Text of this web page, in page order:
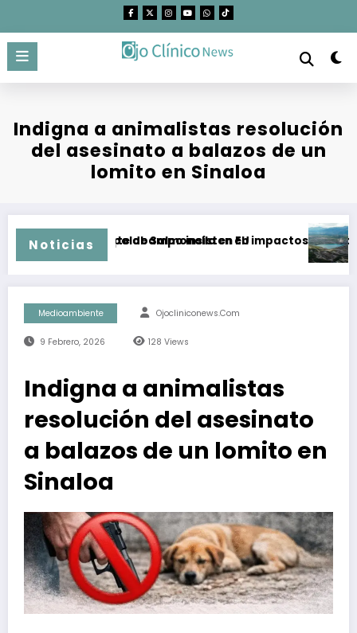
contenido
Indigna a animalistas resolución
del asesinato a balazos de un
lomito en Sinaloa
Noticias
NL por brote de Salmonella en EU
de Topolobampo insisten en impactos a largo plazo
El
Medioambiente Ojocliniconews.com
9 Febrero, 2026 128 Views
Indigna a animalistas
resolución del asesinato
a balazos de un lomito en
Sinaloa